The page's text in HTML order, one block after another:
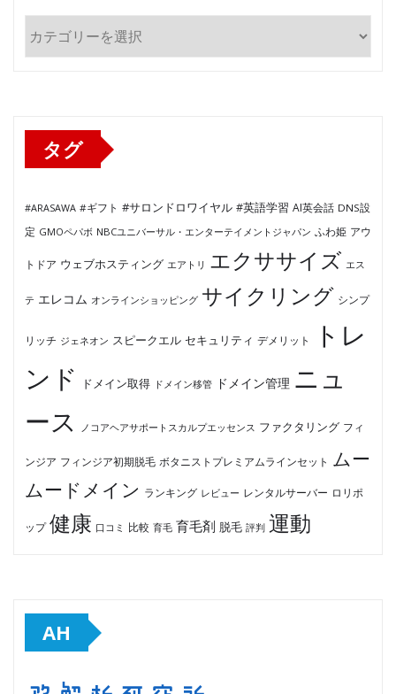
テ
タグ
#ARASAWA #ギフト #サロンドロワイヤル #英語学習 AI英会話 DNS設
定 GMOペパボ NBCユニバーサル・エンターテイメントジャパン ふわ姫 アウ
トドア ウェブホスティング エアトリ エクササイズ エス
テ エレコム オンラインショッピング サイクリング シンプ
リッチ ジェネオン スピークエル セキュリティ デメリット
トレ
ンド
ドメイン取得 ドメイン移管 ドメイン管理 ニュ
ース
ノコアヘアサポートスカルプエッセンス ファクタリング フィ
ンジア フィンジア初期脱毛 ボタニストプレミアムラインセット ムー
ムードメイン ランキング レビュー レンタルサーバー ロリポ
ップ 健康 口コミ 比較 育毛 育毛剤 脱毛 評判 運動
AH